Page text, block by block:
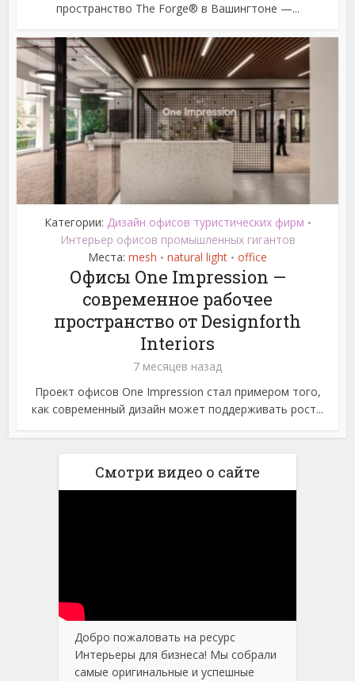
пространство The Forge® в Вашингтоне —...
Категории: Дизайн офисов туристических фирм •
Интерьер офисов промышленных гигантов
Места: mesh • natural light • office
Офисы One Impression —
современное рабочее
пространство от Designforth
Interiors
7 месяцев назад
Проект офисов One Impression стал примером того,
как современный дизайн может поддерживать рост...
Смотри видео о сайте
Добро пожаловать на ресурс
Интерьеры для бизнеса! Мы собрали
самые оригинальные и успешные